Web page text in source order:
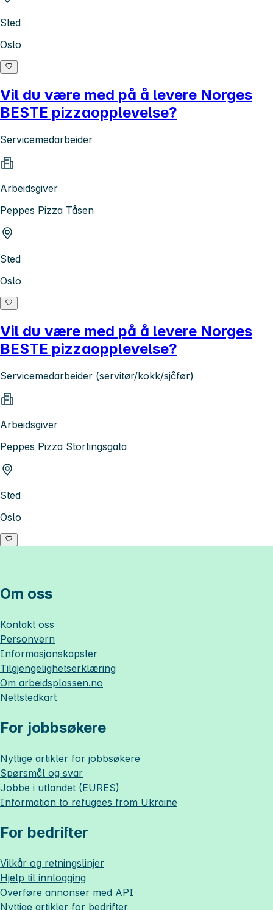
Sted
Oslo
Vil du være med på å levere Norges
BESTE pizzaopplevelse?
Servicemedarbeider
Arbeidsgiver
Peppes Pizza Tåsen
Sted
Oslo
Vil du være med på å levere Norges
BESTE pizzaopplevelse?
Servicemedarbeider (servitør/kokk/sjåfør)
Arbeidsgiver
Peppes Pizza Stortingsgata
Sted
Oslo
Om oss
Kontakt oss
Personvern
Informasjonskapsler
Tilgjengelighetserklæring
Om arbeidsplassen.no
Nettstedkart
For jobbsøkere
Nyttige artikler for jobbsøkere
Spørsmål og svar
Jobbe i utlandet (EURES)
Information to refugees from Ukraine
For bedrifter
Vilkår og retningslinjer
Hjelp til innlogging
Overføre annonser med API
Nyttige artikler for bedrifter